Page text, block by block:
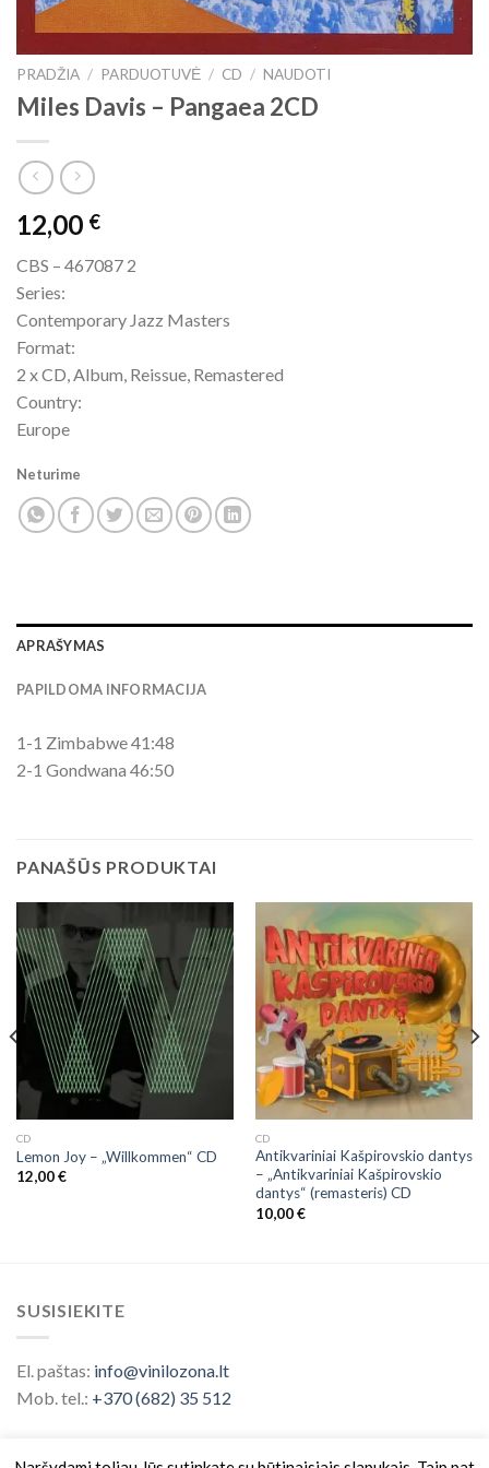
PRADŽIA / PARDUOTUVĖ / CD / NAUDOTI
Miles Davis – Pangaea 2CD
12,00 €
CBS – 467087 2
Series:
Contemporary Jazz Masters
Format:
2 x CD, Album, Reissue, Remastered
Country:
Europe
Neturime
APRAŠYMAS
PAPILDOMA INFORMACIJA
1-1 Zimbabwe 41:48
2-1 Gondwana 46:50
PANAŠŪS PRODUKTAI
CD
Lemon Joy – „Willkommen“ CD
12,00€
CD
Antikvariniai Kašpirovskio dantys
– „Antikvariniai Kašpirovskio
dantys“ (remasteris) CD
10,00€
SUSISIEKITE
El. paštas: info@vinilozona.lt
Mob. tel.: +370 (682) 35 512